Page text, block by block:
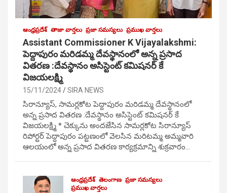
ఆంధ్రప్రదేశ్ తాజా వార్తలు ప్రజా సమస్యలు ప్రముఖ వార్తలు
Assistant Commissioner K Vijayalakshmi:
పెద్దాపురం మరిడమ్మ దేవస్థానంలో అన్న ప్రసాద
వితరణ :దేవస్థానం అసిస్టెంట్ కమిషనర్ కే
విజయలక్ష్మి
15/11/2024 SIRA NEWS
సిరాన్యూస్, సామర్లకోట పెద్దాపురం మరిడమ్మ దేవస్థానంలో
అన్న ప్రసాద వితరణ :దేవస్థానం అసిస్టెంట్ కమిషనర్ కే
విజయలక్ష్మి * చెక్కును అందజేసిన సామర్లకోట సిరాన్యూస్
రిపోర్టర్ పెద్దాపురం పట్టణంలో వెలసిన మరిటమ్మ అమ్మవారి
ఆలయంలో అన్న ప్రసాద వితరణ కార్యక్రమాన్ని శుక్రవారం…
ఆంధ్రప్రదేశ్ తెలంగాణ ప్రజా సమస్యలు
ప్రముఖ వార్తలు